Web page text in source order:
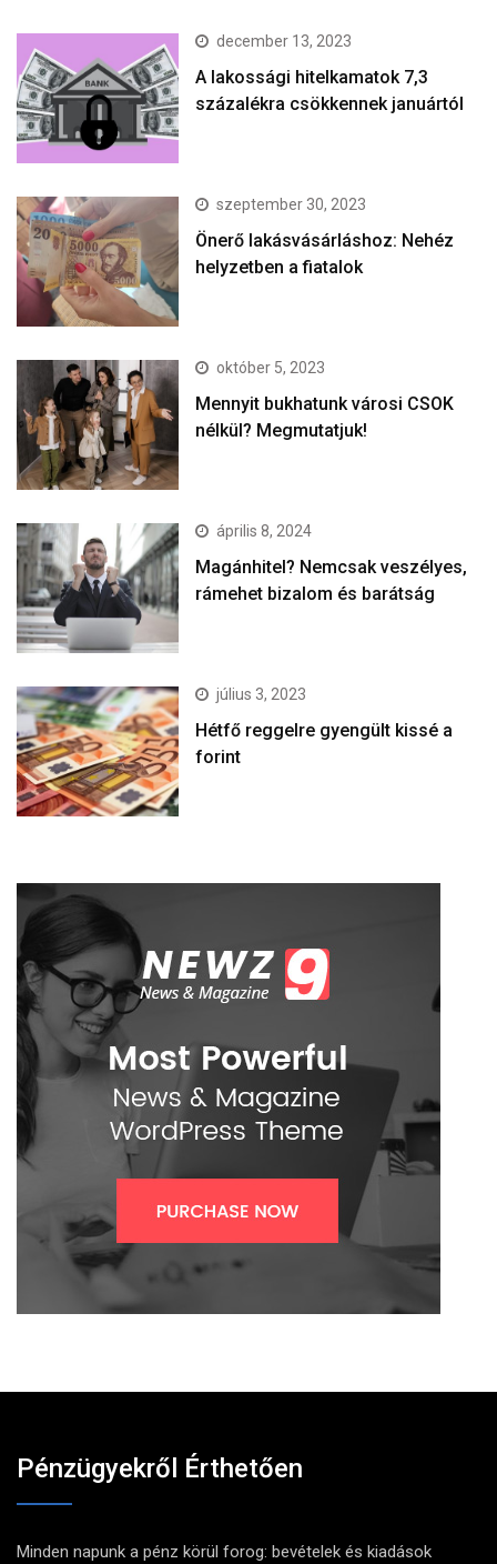
december 13, 2023
A lakossági hitelkamatok 7,3
százalékra csökkennek januártól
szeptember 30, 2023
Önerő lakásvásárláshoz: Nehéz
helyzetben a fiatalok
október 5, 2023
Mennyit bukhatunk városi CSOK
nélkül? Megmutatjuk!
április 8, 2024
Magánhitel? Nemcsak veszélyes,
rámehet bizalom és barátság
július 3, 2023
Hétfő reggelre gyengült kissé a
forint
Pénzügyekről Érthetően
Minden napunk a pénz körül forog: bevételek és kiadások